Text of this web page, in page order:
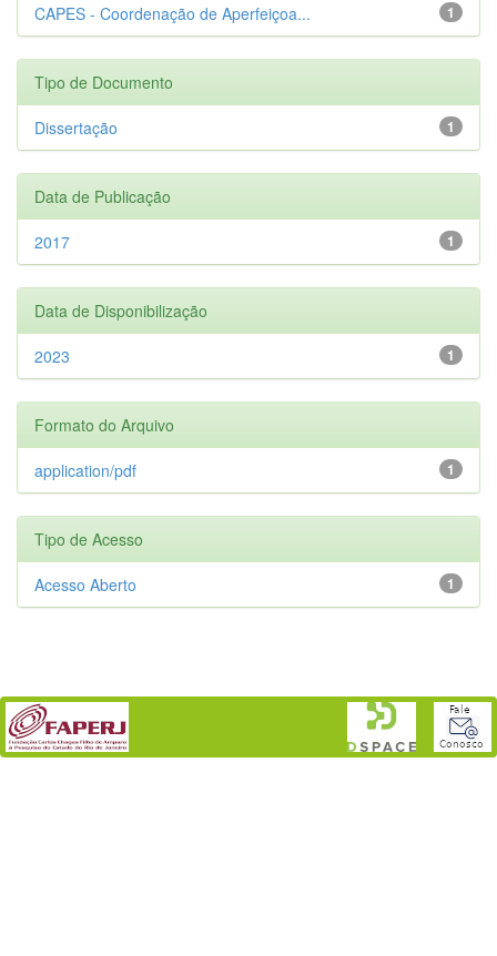
1
CAPES - Coordenação de Aperfeiçoa...
Tipo de Documento
1
Dissertação
Data de Publicação
1
2017
Data de Disponibilização
1
2023
Formato do Arquivo
1
application/pdf
Tipo de Acesso
1
Acesso Aberto